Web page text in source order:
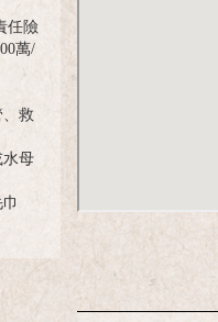
任險
萬/
救
母